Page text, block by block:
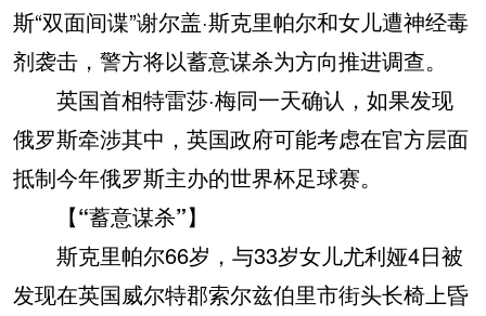
斯“双面间谍”谢尔盖·斯克里帕尔和女儿遭神经毒
剂袭击，警方将以蓄意谋杀为方向推进调查。
英国首相特雷莎·梅同一天确认，如果发现
俄罗斯牵涉其中，英国政府可能考虑在官方层面
抵制今年俄罗斯主办的世界杯足球赛。
【“蓄意谋杀”】
斯克里帕尔66岁，与33岁女儿尤利娅4日被
发现在英国威尔特郡索尔兹伯里市街头长椅上昏